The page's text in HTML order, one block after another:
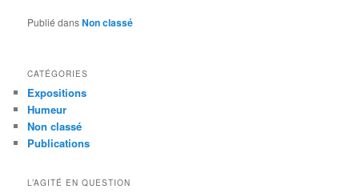
Publié dansNon classé
CATÉGORIES
Expositions
Humeur
Non classé
Publications
L’AGITÉ EN QUESTION